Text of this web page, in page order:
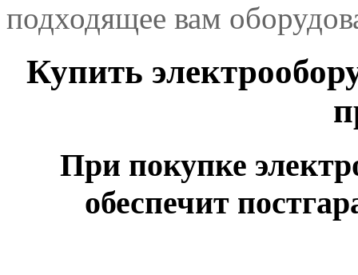
подходящее вам
Купить
При покупке
обеспечит